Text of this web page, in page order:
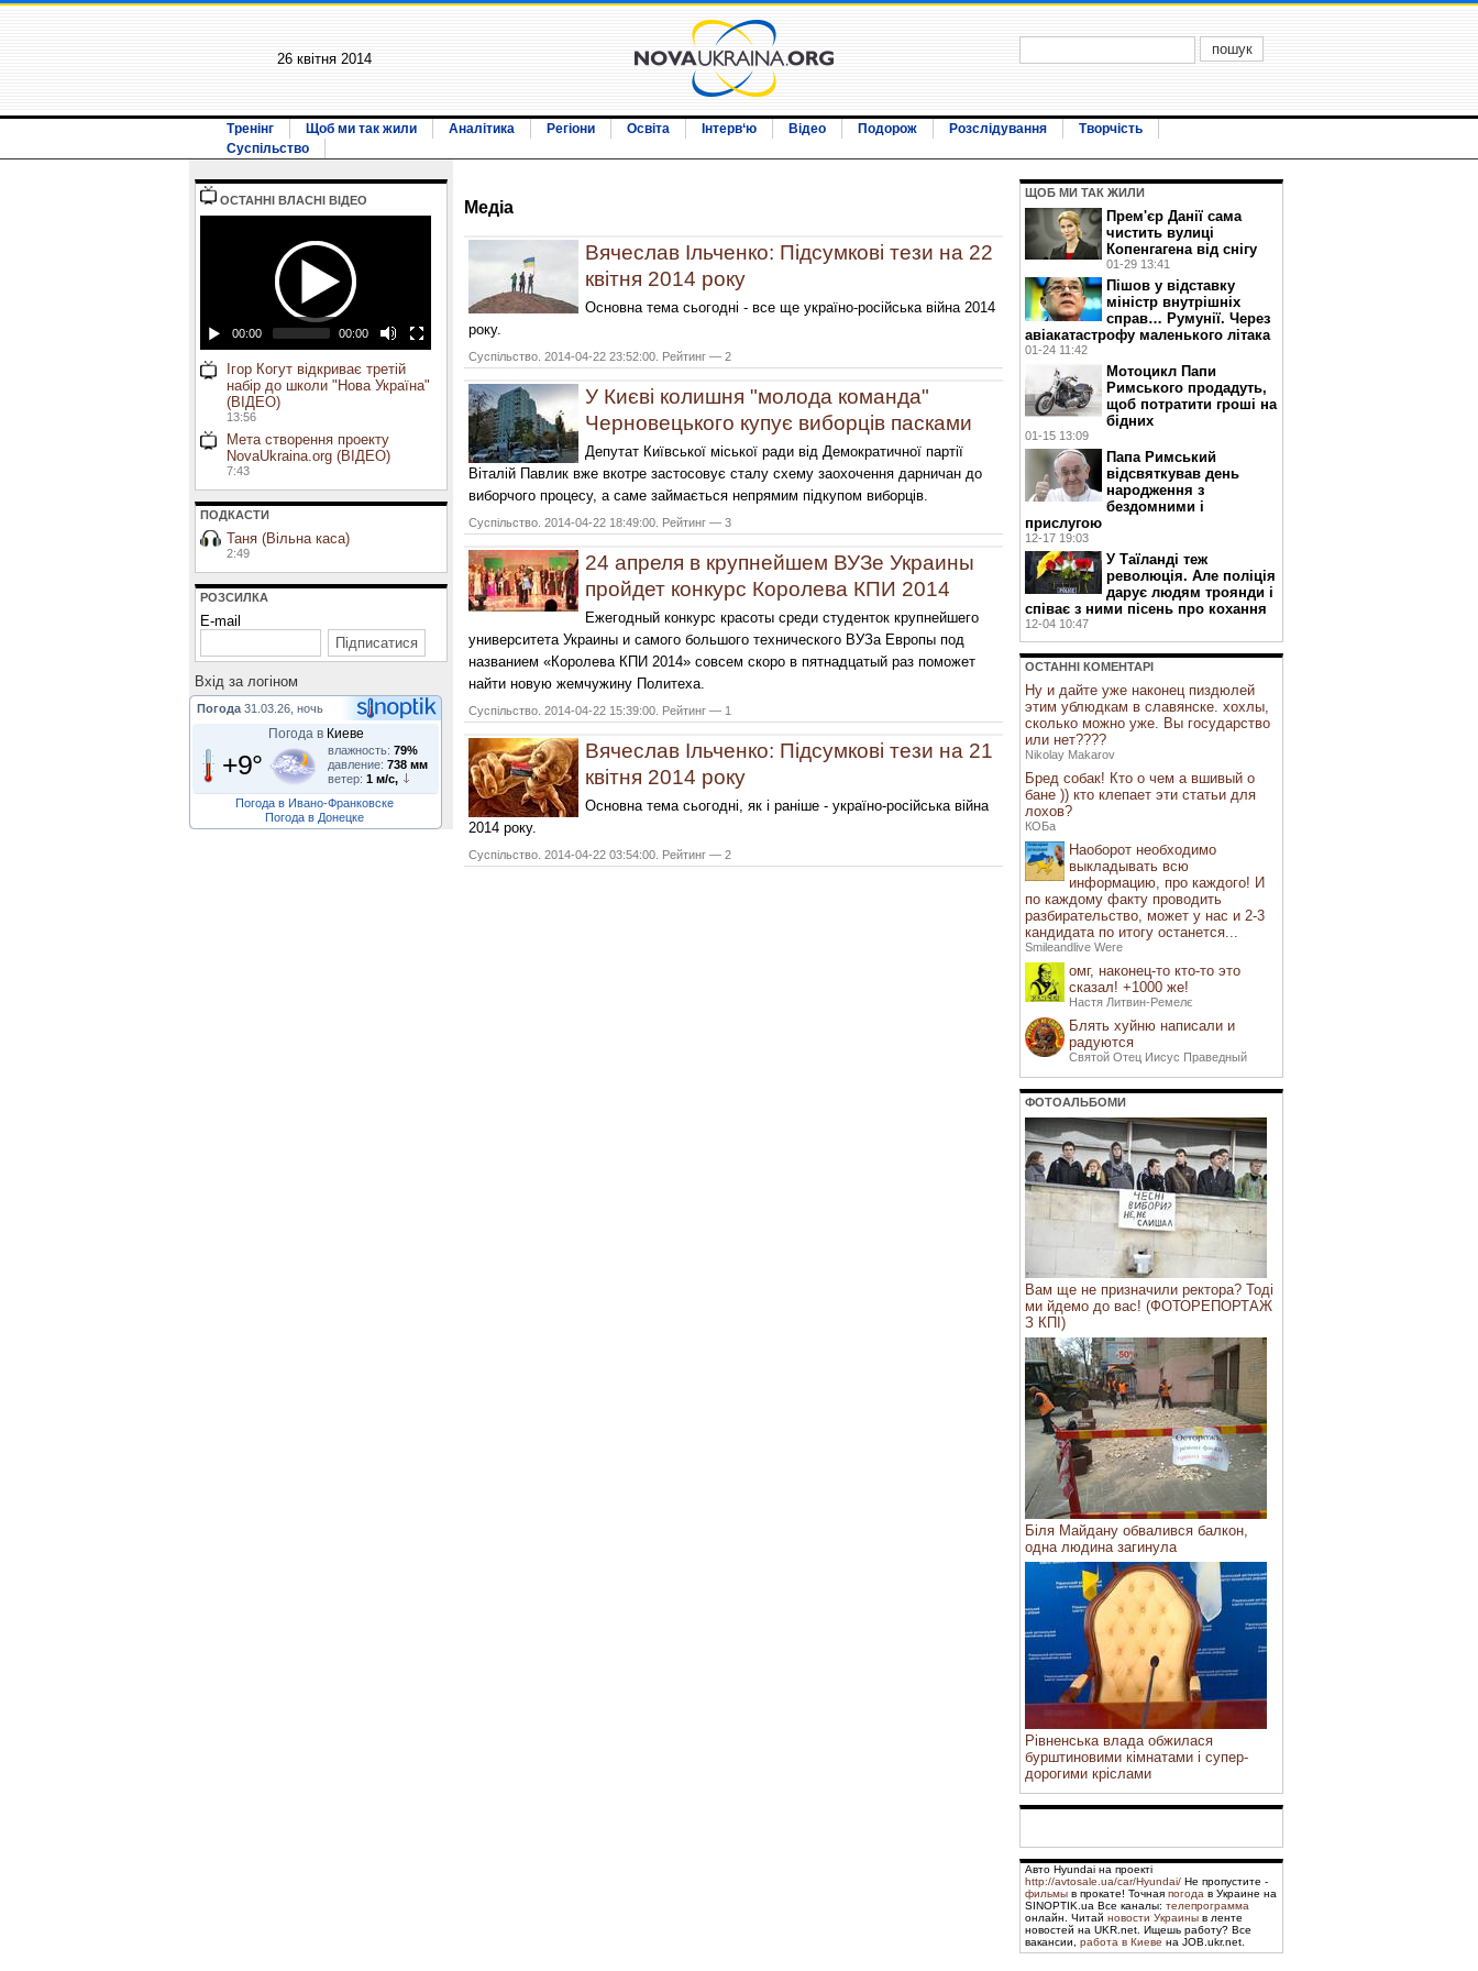
26 квiтня 2014
Тренінг Щоб ми так жили Аналітика Регіони Освіта Інтерв‘ю Відео Подорож Розслідування
Творчість
Суспільство
ОСТАННI ВЛАСНI ВIДЕО
00:00 00:00
Ігор Когут відкриває третій
набір до школи "Нова Україна"
(ВІДЕО)
13:56
Мета створення проекту
NovaUkraina.org (ВІДЕО)
7:43
ПОДКАСТИ
Таня (Вільна каса)
2:49
РОЗСИЛКА
E-mail
Вхiд за логiном
Погода 31.03.26, ночь
Погода в Киеве
+9° влажность: 79%
давление: 738 мм
ветер: 1 м/с,
Погода в Ивано-Франковске
Погода в Донецке
Медiа
Вячеслав Ільченко: Підсумкові тези на 22
квітня 2014 року
Основна тема сьогодні - все ще україно-російська війна 2014
року.
Суспільство. 2014-04-22 23:52:00. Рейтинг — 2
У Києві колишня "молода команда"
Черновецького купує виборців пасками
Депутат Київської міської ради від Демократичної партії
Віталій Павлик вже вкотре застосовує сталу схему заохочення дарничан до
виборчого процесу, а саме займається непрямим підкупом виборців.
Суспільство. 2014-04-22 18:49:00. Рейтинг — 3
24 апреля в крупнейшем ВУЗе Украины
пройдет конкурс Королева КПИ 2014
Ежегодный конкурс красоты среди студенток крупнейшего
университета Украины и самого большого технического ВУЗа Европы под
названием «Королева КПИ 2014» совсем скоро в пятнадцатый раз поможет
найти новую жемчужину Политеха.
Суспільство. 2014-04-22 15:39:00. Рейтинг — 1
Вячеслав Ільченко: Підсумкові тези на 21
квітня 2014 року
Основна тема сьогодні, як і раніше - україно-російська війна
2014 року.
Суспільство. 2014-04-22 03:54:00. Рейтинг — 2
ЩОБ МИ ТАК ЖИЛИ
Прем'єр Данії сама
чистить вулиці
Копенгагена від снігу
01-29 13:41
Пішов у відставку
міністр внутрішніх
справ… Румунії. Через
авіакатастрофу маленького літака
01-24 11:42
Мотоцикл Папи
Римського продадуть,
щоб потратити гроші на
бідних
01-15 13:09
Папа Римський
відсвяткував день
народження з
бездомними і
прислугою
12-17 19:03
У Таїланді теж
революція. Але поліція
дарує людям троянди і
співає з ними пісень про кохання
12-04 10:47
ОСТАННI КОМЕНТАРI
Ну и дайте уже наконец пиздюлей
этим ублюдкам в славянске. хохлы,
сколько можно уже. Вы государство
или нет????
Nikolay Makarov
Бред собак! Кто о чем а вшивый о
бане )) кто клепает эти статьи для
лохов?
КОБа
Наоборот необходимо
выкладывать всю
информацию, про каждого! И
по каждому факту проводить
разбирательство, может у нас и 2-3
кандидата по итогу останется...
Smileandlive Were
омг, наконец-то кто-то это
сказал! +1000 же!
Настя Литвин-Ремелє
Блять хуйню написали и
радуются
Святой Отец Иисус Праведный
ФОТОАЛЬБОМИ
Вам ще не призначили ректора? Тоді
ми йдемо до вас! (ФОТОРЕПОРТАЖ
З КПІ)
Біля Майдану обвалився балкон,
одна людина загинула
Рівненська влада обжилася
бурштиновими кімнатами і супер-
дорогими кріслами
Авто Hyundai на проекті
http://avtosale.ua/car/Hyundai/ Не пропустите -
фильмы в прокате! Точная погода в Украине на
SINOPTIK.ua Все каналы: телепрограмма
онлайн. Читай новости Украины в ленте
новостей на UKR.net. Ищешь работу? Все
вакансии, работа в Киеве на JOB.ukr.net.